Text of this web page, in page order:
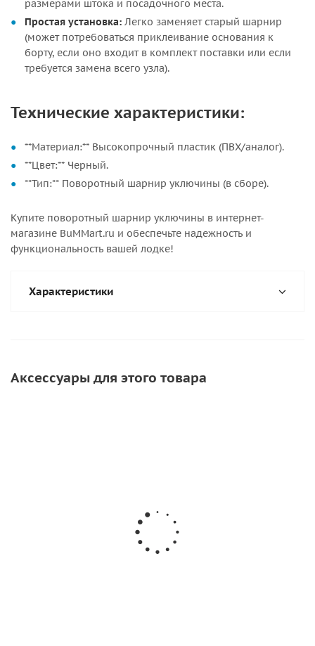
размерами штока и посадочного места.
Простая установка: Легко заменяет старый шарнир
(может потребоваться приклеивание основания к
борту, если оно входит в комплект поставки или если
требуется замена всего узла).
Технические характеристики:
**Материал:** Высокопрочный пластик (ПВХ/аналог).
**Цвет:** Черный.
**Тип:** Поворотный шарнир уключины (в сборе).
Купите поворотный шарнир уключины в интернет-
магазине BuMMart.ru и обеспечьте надежность и
функциональность вашей лодке!
Характеристики
Аксессуары для этого товара
Уключина для лодки пвх (Черная)